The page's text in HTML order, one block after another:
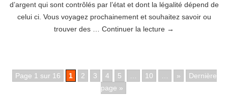
d’argent qui sont contrôlés par l’état et dont la légalité dépend de
celui ci. Vous voyagez prochainement et souhaitez savoir ou
trouver des … Continuer la lecture →
Page 1 sur 16 1 2 3 4 5 10 »
Dernière
page »